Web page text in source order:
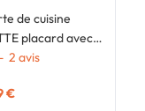
de cuisine
placard avec
lattes tasseau
- 2 avis
€